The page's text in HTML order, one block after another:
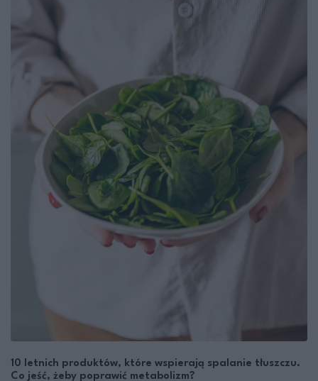
10 letnich produktów, które wspierają spalanie tłuszczu.
Co jeść, żeby poprawić metabolizm?